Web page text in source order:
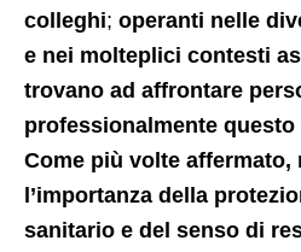
colleghi; operanti nelle
e nei molteplici contesti
trovano ad affrontare
professionalmente
Come più volte affermato,
l’importanza della
sanitario e del senso di